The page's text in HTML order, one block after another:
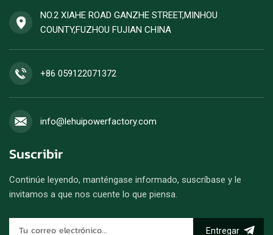
NO.2 XIAHE ROAD GANZHE STREET,MINHOU
COUNTY,FUZHOU FUJIAN CHINA
+86 059122071372
info@lehuipowerfactory.com
Suscribir
Continúe leyendo, manténgase informado, suscríbase y le
invitamos a que nos cuente lo que piensa.
Entregar